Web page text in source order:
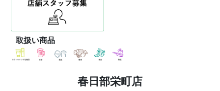
取扱い商品
春日部栄町店